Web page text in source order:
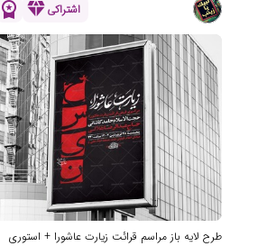
اشتراکیdiamond
workspace_premium
طرح لایه باز مراسم قرائت زیارت عاشورا + استوری